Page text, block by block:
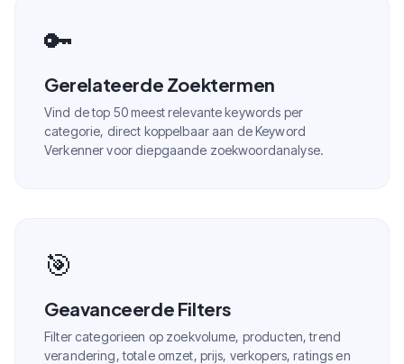
🔑
Gerelateerde Zoektermen
Vind de top 50 meest relevante keywords per
categorie, direct koppelbaar aan de Keyword
Verkenner voor diepgaande zoekwoordanalyse.
🎯
Geavanceerde Filters
Filter categorieen op zoekvolume, producten, trend
verandering, totale omzet, prijs, verkopers, ratings en